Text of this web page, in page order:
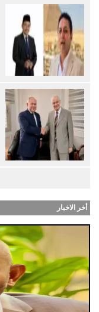
أخر الاخبار